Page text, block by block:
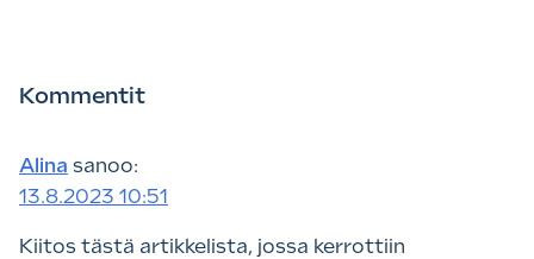
Kommentit
Alina sanoo:
13.8.2023 10:51
Kiitos tästä artikkelista, jossa kerrottiin